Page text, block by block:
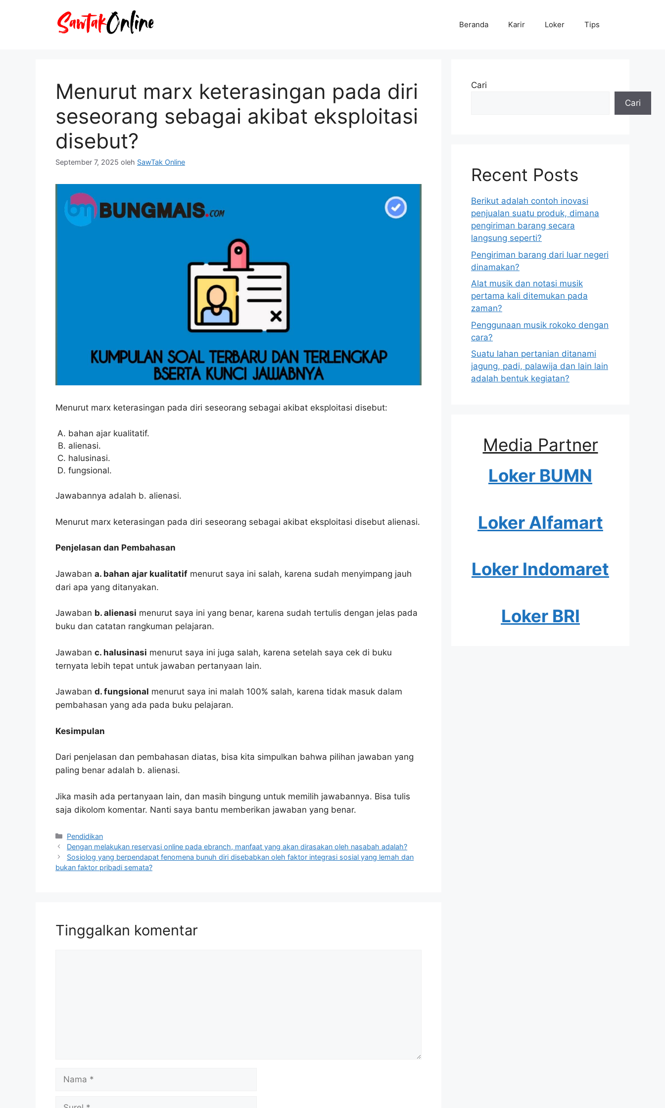
Beranda Karir Loker Tips
Menurut marx keterasingan pada diri
seseorang sebagai akibat eksploitasi
disebut?
September 7, 2025 oleh SawTak Online
Menurut marx keterasingan pada diri seseorang sebagai akibat eksploitasi disebut:
bahan ajar kualitatif.
alienasi.
halusinasi.
fungsional.
Jawabannya adalah b. alienasi.
Menurut marx keterasingan pada diri seseorang sebagai akibat eksploitasi disebut alienasi.
Penjelasan dan Pembahasan
Jawaban a. bahan ajar kualitatif menurut saya ini salah, karena sudah menyimpang jauh
dari apa yang ditanyakan.
Jawaban b. alienasi menurut saya ini yang benar, karena sudah tertulis dengan jelas pada
buku dan catatan rangkuman pelajaran.
Jawaban c. halusinasi menurut saya ini juga salah, karena setelah saya cek di buku
ternyata lebih tepat untuk jawaban pertanyaan lain.
Jawaban d. fungsional menurut saya ini malah 100% salah, karena tidak masuk dalam
pembahasan yang ada pada buku pelajaran.
Kesimpulan
Dari penjelasan dan pembahasan diatas, bisa kita simpulkan bahwa pilihan jawaban yang
paling benar adalah b. alienasi.
Jika masih ada pertanyaan lain, dan masih bingung untuk memilih jawabannya. Bisa tulis
saja dikolom komentar. Nanti saya bantu memberikan jawaban yang benar.
Kategori
Pendidikan
Dengan melakukan reservasi online pada ebranch, manfaat yang akan dirasakan oleh nasabah adalah?
Sosiolog yang berpendapat fenomena bunuh diri disebabkan oleh faktor integrasi sosial yang lemah dan
bukan faktor pribadi semata?
Tinggalkan komentar
Cari
Cari
Recent Posts
Berikut adalah contoh inovasi
penjualan suatu produk, dimana
pengiriman barang secara
langsung seperti?
Pengiriman barang dari luar negeri
dinamakan?
Alat musik dan notasi musik
pertama kali ditemukan pada
zaman?
Penggunaan musik rokoko dengan
cara?
Suatu lahan pertanian ditanami
jagung, padi, palawija dan lain lain
adalah bentuk kegiatan?
Media Partner
Loker BUMN
Loker Alfamart
Loker Indomaret
Loker BRI